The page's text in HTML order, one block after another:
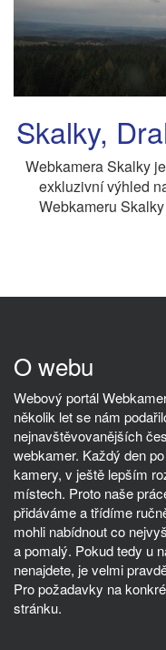
Skalky,
Webkamera Skalky
exkluzivní výhled
Webkameru
O webu
Webový portál
několik let se nám
nejnavštěvovanějších
webkamer. Každý den
kamery, v ještě lepším
místech. Proto naše
přidáváme a třídíme
mohli nabídnout co
a pomalý. Pokud tedy u
nenajdete, je velmi
Pro požadavky na
stránku.